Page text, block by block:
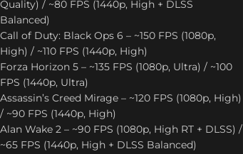
Quality) / ~80 FPS (1440p, High + DLSS
Balanced)
Call of Duty: Black Ops 6 – ~150 FPS (1080p,
High) / ~110 FPS (1440p, High)
Forza Horizon 5 – ~135 FPS (1080p, Ultra) / ~100
FPS (1440p, Ultra)
Assassin’s Creed Mirage – ~120 FPS (1080p, High)
/ ~90 FPS (1440p, High)
Alan Wake 2 – ~90 FPS (1080p, High RT + DLSS) /
~65 FPS (1440p, High + DLSS Balanced)